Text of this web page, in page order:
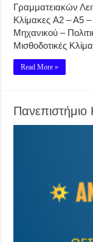
Γραμματειακών
Κλίμακες Α2 – Α5
Μηχανικού –
Μισθοδοτικές
Read More »